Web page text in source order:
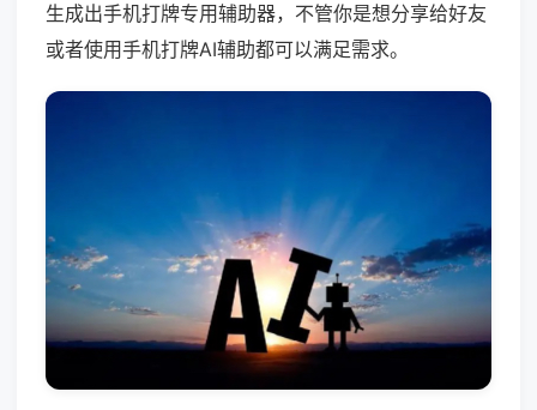
生成出手机打牌专用辅助器，不管你是想分享给好友
或者使用手机打牌AI辅助都可以满足需求。